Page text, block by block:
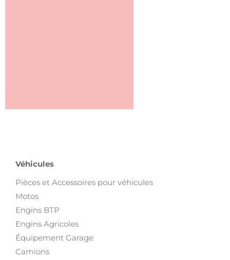
Véhicules
Pièces et Accessoires pour véhicules
Motos
Engins BTP
Engins Agricoles
Équipement Garage
Camions